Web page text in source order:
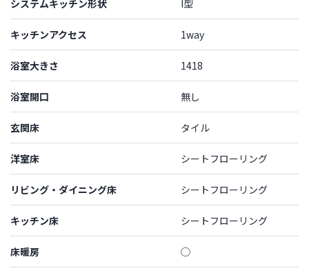
システムキッチン形状 I型
キッチンアクセス 1way
浴室大きさ 1418
浴室開口 無し
玄関床 タイル
洋室床 シートフローリング
リビング・ダイニング床 シートフローリング
キッチン床 シートフローリング
床暖房 ◯